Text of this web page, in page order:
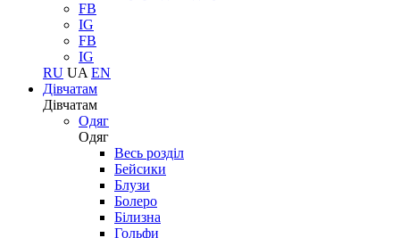
FB
IG
FB
IG
RU UA EN
Дівчатам
Дівчатам
Одяг
Одяг
Весь розділ
Бейсики
Блузи
Болеро
Білизна
Гольфи